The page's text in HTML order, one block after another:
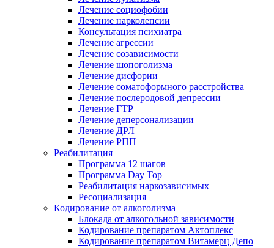
Лечение социофобии
Лечение нарколепсии
Консультация психиатра
Лечение агрессии
Лечение созависимости
Лечение шопоголизма
Лечение дисфории
Лечение соматоформного расстройства
Лечение послеродовой депрессии
Лечение ГТР
Лечение деперсонализации
Лечение ДРЛ
Лечение РПП
Реабилитация
Программа 12 шагов
Программа Day Top
Реабилитация наркозависимых
Ресоциализация
Кодирование от алкоголизма
Блокада от алкогольной зависимости
Кодирование препаратом Актоплекс
Кодирование препаратом Витамерц Депо